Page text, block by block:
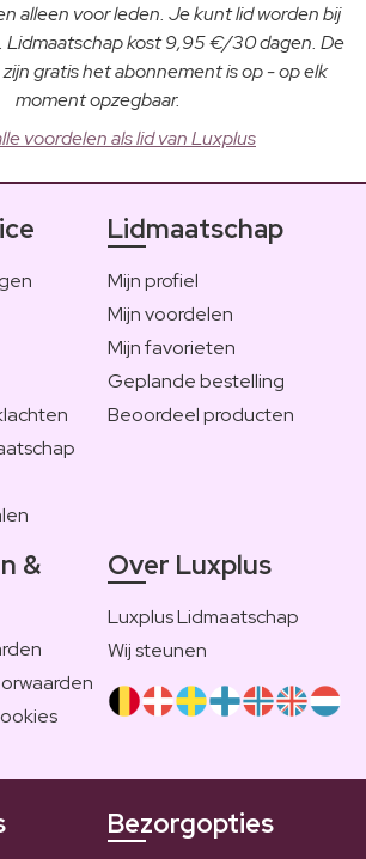
alleen voor leden. Je kunt lid worden bij
Lidmaatschap kost 9,95 €/30 dagen. De
gratis het abonnement is op - op elk
moment opzegbaar.
voordelen als lid van Luxplus
Lidmaatschap
Mijn profiel
Mijn voordelen
Mijn favorieten
Geplande bestelling
Beoordeel producten
&
Over Luxplus
Luxplus Lidmaatschap
Wij steunen
Bezorgopties